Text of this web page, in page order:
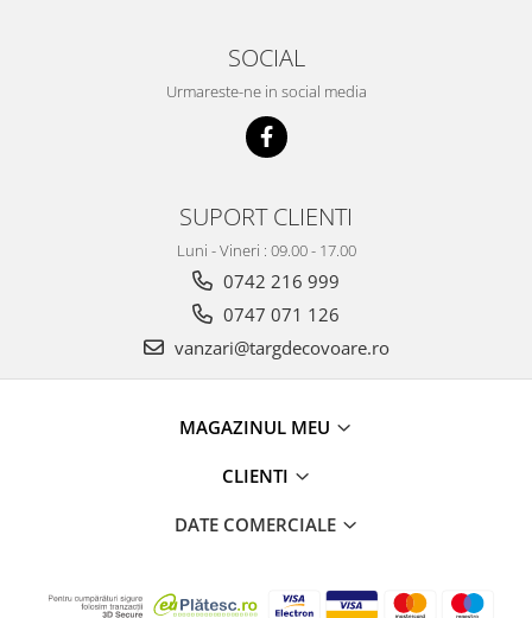
SOCIAL
Urmareste-ne in social media
SUPORT CLIENTI
Luni - Vineri : 09.00 - 17.00
0742 216 999
0747 071 126
vanzari@targdecovoare.ro
MAGAZINUL MEU
CLIENTI
DATE COMERCIALE